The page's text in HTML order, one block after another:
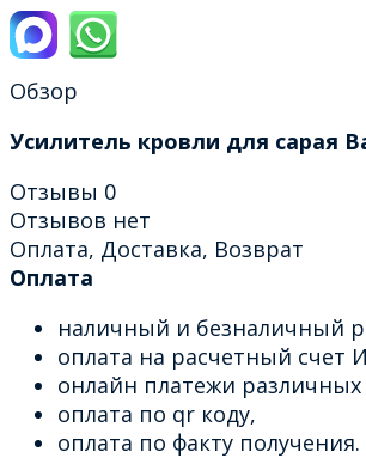
Обзор
Усилитель кровли для сарая
Отзывы 0
Отзывов нет
Оплата, Доставка, Возврат
Оплата
наличный и безналичный
оплата на расчетный счет
онлайн платежи различных
оплата по qr коду,
оплата по факту получения.